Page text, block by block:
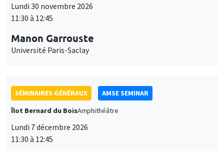
Lundi 30 novembre 2026
11:30 à 12:45
Manon Garrouste
Université Paris-Saclay
SÉMINAIRES GÉNÉRAUX
AMSE SEMINAR
Îlot Bernard du BoisAmphithéâtre
Lundi 7 décembre 2026
11:30 à 12:45